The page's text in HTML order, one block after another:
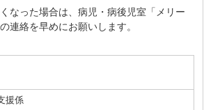
なった場合は、病児・病後児室「メリー
連絡を早めにお願いします。
援係